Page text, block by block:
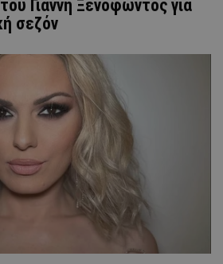
Γιάννη Ξενοφώντος για
σεζόν